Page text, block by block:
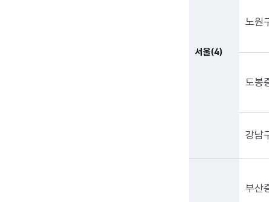
서울(4)
노원
도봉
강남
부산